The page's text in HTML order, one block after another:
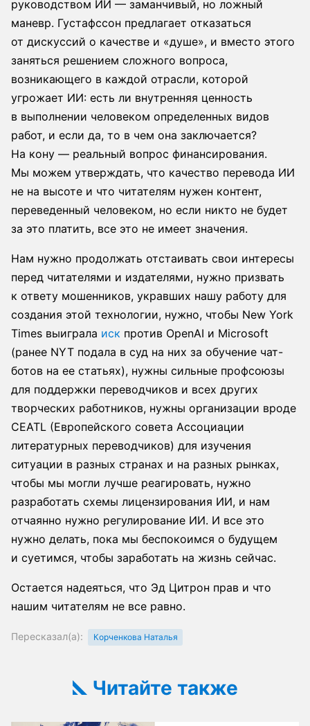
руководством ИИ — заманчивый, но ложный
маневр. Густафссон предлагает отказаться
от дискуссий о качестве и «душе», и вместо этого
заняться решением сложного вопроса,
возникающего в каждой отрасли, которой
угрожает ИИ: есть ли внутренняя ценность
в выполнении человеком определенных видов
работ, и если да, то в чем она заключается?
На кону — реальный вопрос финансирования.
Мы можем утверждать, что качество перевода ИИ
не на высоте и что читателям нужен контент,
переведенный человеком, но если никто не будет
за это платить, все это не имеет значения.
Нам нужно продолжать отстаивать свои интересы
перед читателями и издателями, нужно призвать
к ответу мошенников, укравших нашу работу для
создания этой технологии, нужно, чтобы New York
Times выиграла иск против OpenAI и Microsoft
(ранее NYT подала в суд на них за обучение чат-
ботов на ее статьях), нужны сильные профсоюзы
для поддержки переводчиков и всех других
творческих работников, нужны организации вроде
CEATL (Европейского совета Ассоциации
литературных переводчиков) для изучения
ситуации в разных странах и на разных рынках,
чтобы мы могли лучше реагировать, нужно
разработать схемы лицензирования ИИ, и нам
отчаянно нужно регулирование ИИ. И все это
нужно делать, пока мы беспокоимся о будущем
и суетимся, чтобы заработать на жизнь сейчас.
Остается надеяться, что Эд Цитрон прав и что
нашим читателям не все равно.
Пересказал(а): Корченкова Наталья
Читайте также